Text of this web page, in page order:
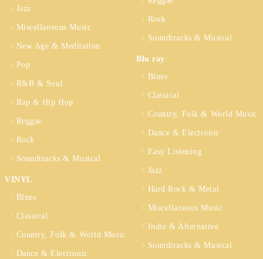
Jazz
Miscellaneous Music
New Age & Meditation
Pop
R&B & Soul
Rap & Hip Hop
Reggae
Rock
Soundtracks & Musical
VINYL
Blues
Classical
Country, Folk & World Music
Dance & Electronic
Rock
Soundtracks & Musical
Blu ray
Blues
Classical
Country, Folk & World Music
Dance & Electronic
Easy Listening
Jazz
Hard Rock & Metal
Miscellaneous Music
Indie & Alternative
Soundtracks & Musical